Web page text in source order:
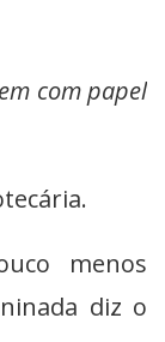
com papel
menos
diz o